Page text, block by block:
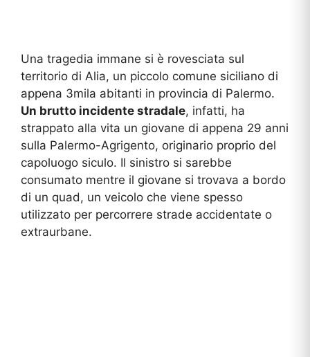
Una tragedia immane si è rovesciata sul
territorio di Alia, un piccolo comune siciliano di
appena 3mila abitanti in provincia di Palermo.
Un brutto incidente stradale, infatti, ha
strappato alla vita un giovane di appena 29 anni
sulla Palermo-Agrigento, originario proprio del
capoluogo siculo. Il sinistro si sarebbe
consumato mentre il giovane si trovava a bordo
di un quad, un veicolo che viene spesso
utilizzato per percorrere strade accidentate o
extraurbane.